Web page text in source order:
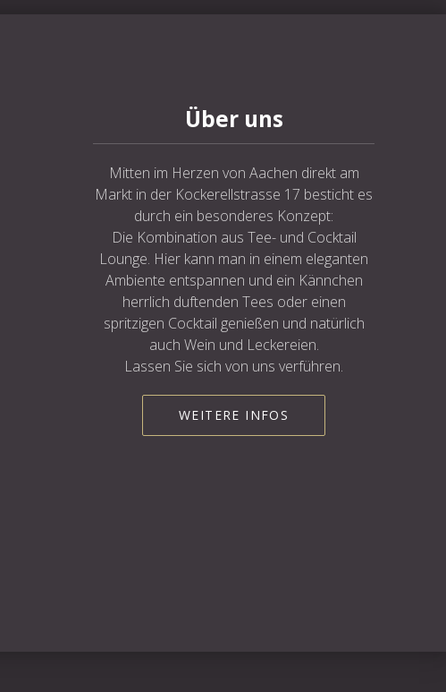
Über uns
Mitten im Herzen von Aachen direkt am
Markt in der Kockerellstrasse 17 besticht es
durch ein besonderes Konzept:
Die Kombination aus Tee- und Cocktail
Lounge. Hier kann man in einem eleganten
Ambiente entspannen und ein Kännchen
herrlich duftenden Tees oder einen
spritzigen Cocktail genießen und natürlich
auch Wein und Leckereien.
Lassen Sie sich von uns verführen.
WEITERE INFOS